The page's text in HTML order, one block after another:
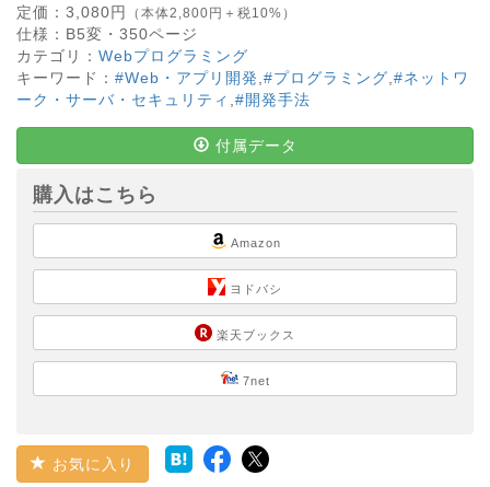
定価： 3,080円 （本体2,800円＋税10%）
仕様： B5変・ 350ページ
カテゴリ： Webプログラミング
キーワード： #Web・アプリ開発 #プログラミング #ネットワ
ーク・サーバ・セキュリティ #開発手法
付属データ
購入はこちら
Amazon
ヨドバシ
楽天ブックス
7net
お気に入り